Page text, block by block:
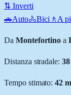
⇅ Inverti
🚗Auto🚴Bici 🚶 A
Da Montefortino a
Distanza stradale:38
Tempo stimato:42